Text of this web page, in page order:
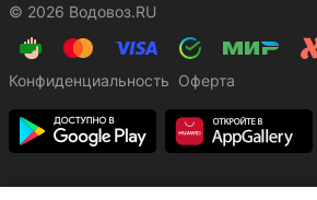
© 2026 Водовоз.RU
Конфиденциальность Оферта